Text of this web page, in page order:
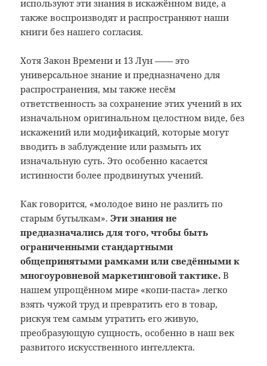
используют эти знания в искажённом виде, а
также воспроизводят и распространяют наши
книги без нашего согласия.
Хотя Закон Времени и 13 Лун —— это
универсальное знание и предназначено для
распространения, мы также несём
ответственность за сохранение этих учений в их
изначальном оригинальном целостном виде, без
искажений или модификаций, которые могут
вводить в заблуждение или размыть их
изначальную суть. Это особенно касается
истинности более продвинутых учений.
Как говорится, «молодое вино не разлить по
старым бутылкам».Эти знания не
предназначались для того, чтобы быть
ограниченными стандартными
общепринятыми рамками или сведёнными к
многоуровневой маркетинговой тактике. В
нашем упрощённом мире «копи-паста» легко
взять чужой труд и превратить его в товар,
рискуя тем самым утратить его живую,
преобразующую сущность, особенно в наш век
развитого искусственного интеллекта.